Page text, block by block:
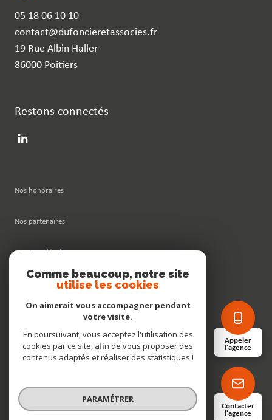
Appeler
l'agence
Contacter
l'agence
05 18 06 10 10
contact@dufoncieretassocies.fr
19 Rue Albin Haller
86000 Poitiers
Restons connectés
Nos honoraires
Nos partenaires
Mentions légales
Cookies
© 2026 | Tous droits réservés
Comme beaucoup, notre site
utilise les cookies
On aimerait vous accompagner pendant
votre visite.
En poursuivant, vous acceptez l'utilisation des
cookies par ce site, afin de vous proposer des
contenus adaptés et réaliser des statistiques !
PARAMÉTRER